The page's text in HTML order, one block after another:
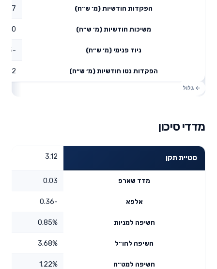
הפקדות חודשיות (מ׳ ש״ח) 0.17
משיכות חודשיות (מ׳ ש״ח) 0
ניוד פנימי (מ׳ ש״ח) -0.05
הפקדות נטו חודשיות (מ׳ ש״ח) 0.12
מדדי סיכון
סטיית תקן 3.12
מדד שארפ 0.03
אלפא -0.36
חשיפה למניות 0.85%
חשיפה לחו״ל 3.68%
חשיפה למט״ח 1.22%